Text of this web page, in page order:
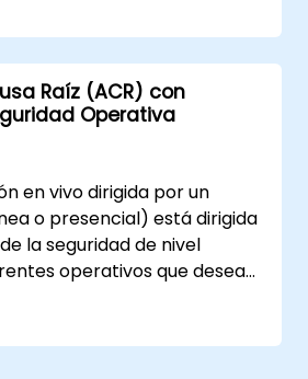
de Espina de
Análisis de Modos de Fallo y
FMEA).
de acciones correctivas
basados en los hallazgos
mejorar la gestión de
Raíz (ACR) con
Operativa
en vivo dirigida por un
o presencial) está dirigida
la seguridad de nivel
operativos que desean
debilidades sistémicas y
correctivas y preventivas